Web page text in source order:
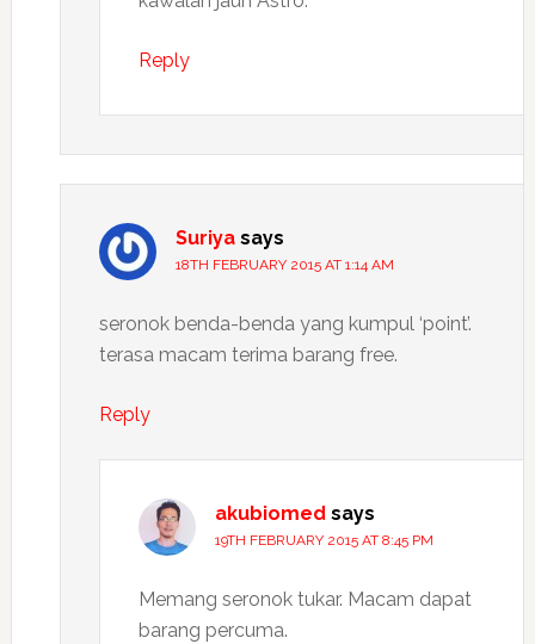
Reply
Suriya says
18TH FEBRUARY 2015 AT 1:14 AM
seronok benda-benda yang kumpul ‘point’.
terasa macam terima barang free.
Reply
akubiomed says
19TH FEBRUARY 2015 AT 8:45 PM
Memang seronok tukar. Macam dapat
barang percuma.